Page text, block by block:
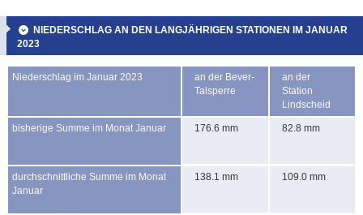
NIEDERSCHLAG AN DEN LANGJÄHRIGEN STATIONEN IM JANUAR
2023
Niederschlag im Januar 2023
an der Bever-
Talsperre
an der
Station
Lindscheid
bisherige Summe im Monat Januar 176.6 mm 82.8 mm
durchschnittliche Summe im Monat
Januar
138.1 mm 109.0 mm